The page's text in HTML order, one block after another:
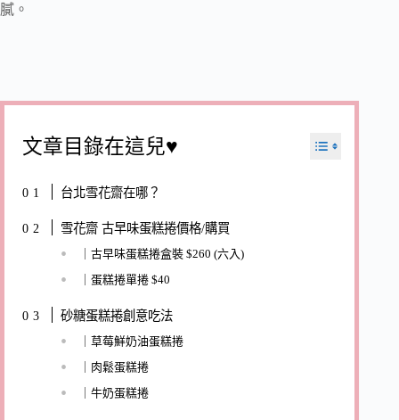
膩。
文章目錄在這兒♥
台北雪花齋在哪？
雪花齋 古早味蛋糕捲價格/購買
｜古早味蛋糕捲盒裝 $260 (六入)
｜蛋糕捲單捲 $40
砂糖蛋糕捲創意吃法
｜草莓鮮奶油蛋糕捲
｜肉鬆蛋糕捲
｜牛奶蛋糕捲